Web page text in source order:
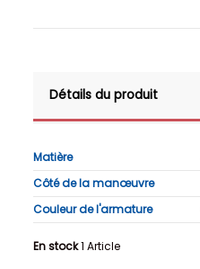
Détails du produit
Matière
Côté de la manœuvre
Couleur de l'armature
En stock1 Article